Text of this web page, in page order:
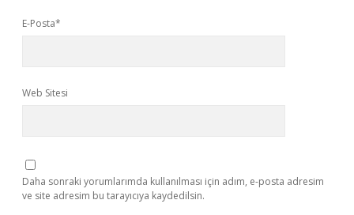
E-Posta*
Web Sitesi
Daha sonraki yorumlarımda kullanılması için adım, e-posta adresim
ve site adresim bu tarayıcıya kaydedilsin.